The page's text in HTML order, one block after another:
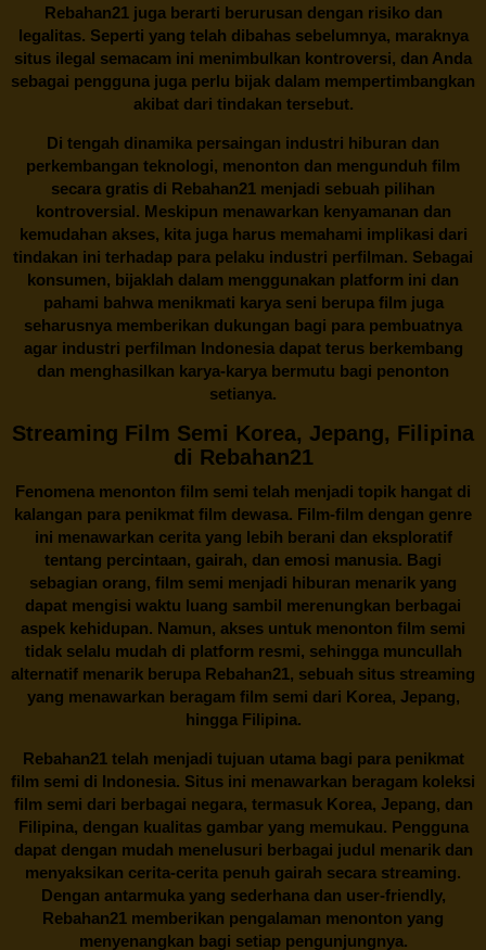
Rebahan21 juga berarti berurusan dengan risiko dan
legalitas. Seperti yang telah dibahas sebelumnya, maraknya
situs ilegal semacam ini menimbulkan kontroversi, dan Anda
sebagai pengguna juga perlu bijak dalam mempertimbangkan
akibat dari tindakan tersebut.
Di tengah dinamika persaingan industri hiburan dan
perkembangan teknologi, menonton dan mengunduh film
secara gratis di Rebahan21 menjadi sebuah pilihan
kontroversial. Meskipun menawarkan kenyamanan dan
kemudahan akses, kita juga harus memahami implikasi dari
tindakan ini terhadap para pelaku industri perfilman. Sebagai
konsumen, bijaklah dalam menggunakan platform ini dan
pahami bahwa menikmati karya seni berupa film juga
seharusnya memberikan dukungan bagi para pembuatnya
agar industri perfilman Indonesia dapat terus berkembang
dan menghasilkan karya-karya bermutu bagi penonton
setianya.
Streaming Film Semi Korea, Jepang, Filipina
di Rebahan21
Fenomena menonton film semi telah menjadi topik hangat di
kalangan para penikmat film dewasa. Film-film dengan genre
ini menawarkan cerita yang lebih berani dan eksploratif
tentang percintaan, gairah, dan emosi manusia. Bagi
sebagian orang, film semi menjadi hiburan menarik yang
dapat mengisi waktu luang sambil merenungkan berbagai
aspek kehidupan. Namun, akses untuk menonton film semi
tidak selalu mudah di platform resmi, sehingga muncullah
alternatif menarik berupa Rebahan21, sebuah situs streaming
yang menawarkan beragam film semi dari Korea, Jepang,
hingga Filipina.
Rebahan21telah menjadi tujuan utama bagi para penikmat
film semi di Indonesia. Situs ini menawarkan beragam koleksi
film semi dari berbagai negara, termasuk Korea, Jepang, dan
Filipina, dengan kualitas gambar yang memukau. Pengguna
dapat dengan mudah menelusuri berbagai judul menarik dan
menyaksikan cerita-cerita penuh gairah secara streaming.
Dengan antarmuka yang sederhana dan user-friendly,
Rebahan21 memberikan pengalaman menonton yang
menyenangkan bagi setiap pengunjungnya.